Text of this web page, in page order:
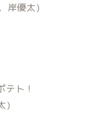
岸優太)
ト！
)